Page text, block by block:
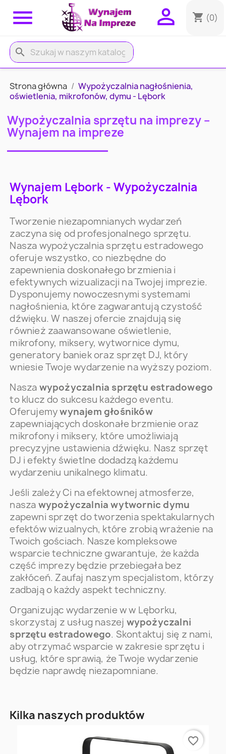
 shopping_cart (0)

search
Strona główna
Wypożyczalnia nagłośnienia,
oświetlenia, mikrofonów, dymu - Lębork
Wypożyczalnia sprzętu na imprezy –
Wynajem na impreze
Wynajem Lębork - Wypożyczalnia
Lębork
Tworzenie niezapomnianych wydarzeń
zaczyna się od profesjonalnego sprzętu.
Nasza wypożyczalnia sprzętu estradowego
oferuje wszystko, co niezbędne do
zapewnienia doskonałego brzmienia i
efektywnych wizualizacji na Twojej imprezie.
Dysponujemy nowoczesnymi systemami
nagłośnienia, które zagwarantują czystość
dźwięku. W naszej ofercie znajdują się
również zaawansowane oświetlenie,
mikrofony, miksery, wytwornice dymu,
generatory baniek oraz sprzęt DJ, który
wniesie Twoje wydarzenie na wyższy poziom.
Nasza wypożyczalnia sprzętu estradowego
to klucz do sukcesu każdego eventu.
Oferujemywynajem głośników
zapewniających doskonałe brzmienie oraz
mikrofony i miksery, które umożliwiają
precyzyjne ustawienia dźwięku. Nasz sprzęt
DJ i efekty świetlne dodadzą każdemu
wydarzeniu unikalnego klimatu.
Jeśli zależy Ci na efektownej atmosferze,
nasza wypożyczalnia wytwornic dymu
zapewni sprzęt do tworzenia spektakularnych
efektów wizualnych, które zrobią wrażenie na
Twoich gościach. Nasze kompleksowe
wsparcie techniczne gwarantuje, że każda
część imprezy będzie przebiegała bez
zakłóceń. Zaufaj naszym specjalistom, którzy
zadbają o każdy aspekt techniczny.
Organizując wydarzenie w w Lęborku,
skorzystaj z usług naszej wypożyczalni
sprzętu estradowego. Skontaktuj się z nami,
aby otrzymać wsparcie w zakresie sprzętu i
usług, które sprawią, że Twoje wydarzenie
będzie naprawdę niezapomniane.
Kilka naszych produktów
favorite_border